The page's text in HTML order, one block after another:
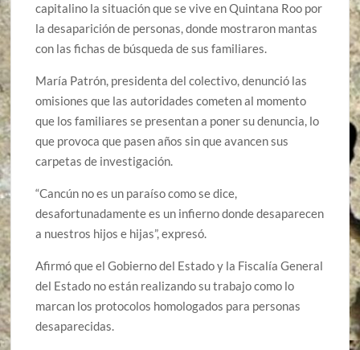
capitalino la situación que se vive en Quintana Roo por
la desaparición de personas, donde mostraron mantas
con las fichas de búsqueda de sus familiares.
María Patrón, presidenta del colectivo, denunció las
omisiones que las autoridades cometen al momento
que los familiares se presentan a poner su denuncia, lo
que provoca que pasen años sin que avancen sus
carpetas de investigación.
“Cancún no es un paraíso como se dice,
desafortunadamente es un infierno donde desaparecen
a nuestros hijos e hijas”, expresó.
Afirmó que el Gobierno del Estado y la Fiscalía General
del Estado no están realizando su trabajo como lo
marcan los protocolos homologados para personas
desaparecidas.